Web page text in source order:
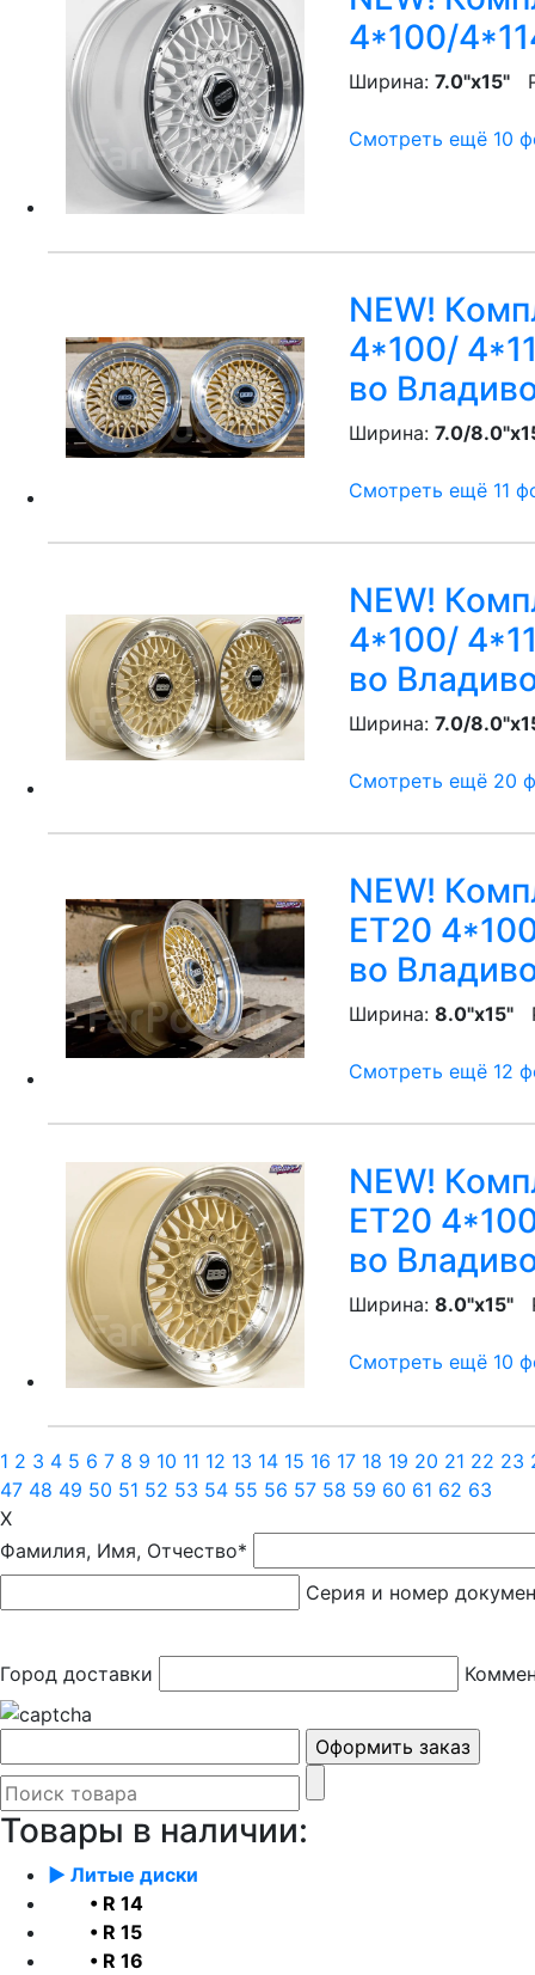
4*100/
Ширина: 7.0"x15"
Смотреть ещё 10
NEW!
4*100/
во
Ширина: 7.0/
Смотреть ещё 11
NEW!
4*100/
во
Ширина: 7.0/
Смотреть ещё 20
NEW!
ET20
во
Ширина: 8.0"x15"
Смотреть ещё 12
NEW!
ET20
во
Ширина: 8.0"x15"
Смотреть ещё 10
1 2 3 4 5 6 7 8 9 10 11 12 13 14 15 16 17 18 19 20 21 22 23
47 48 49 50 51 52 53 54 55 56 57 58 59 60 61 62 63
X
Фамилия, Имя, Отчество*
Серия и номер
Город доставки
Товары в наличии:
► Литые диски
• R 14
• R 15
• R 16